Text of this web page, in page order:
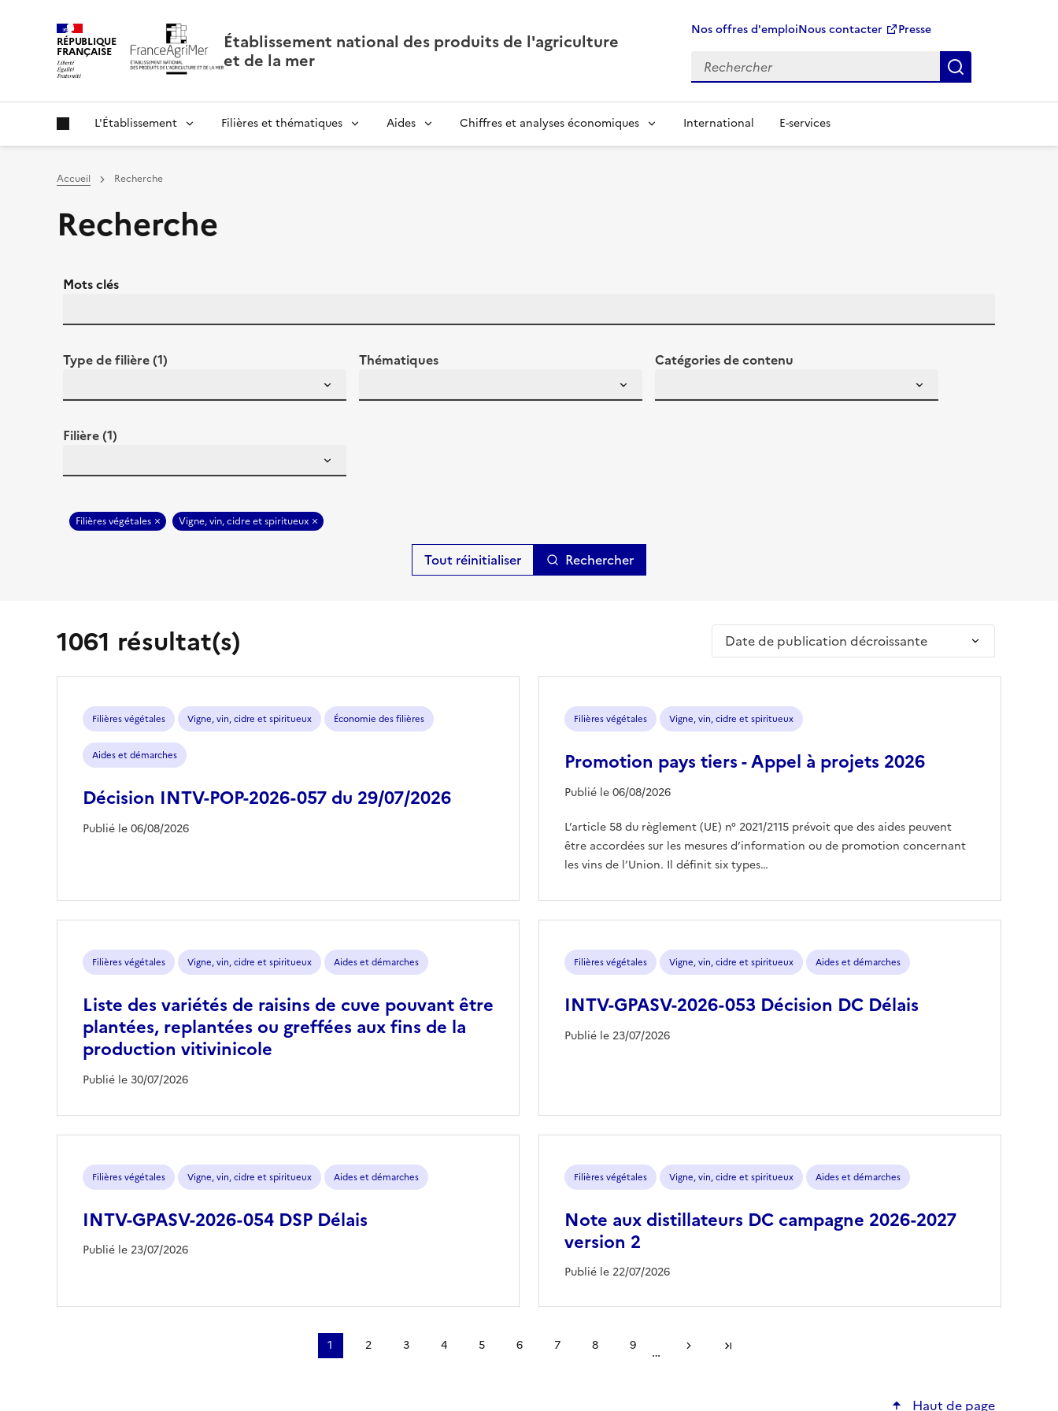
RÉPUBLIQUE
FRANÇAISE
Établissement national des produits de l'agriculture
et de la mer
Nos offres d'emploiNous contacter Presse
L'Établissement Filières et thématiques Aides Chiffres et analyses économiques International E-services
Accueil Recherche
Recherche
Mots clés
Type de filière (1) Thématiques Catégories de contenu
Filière (1)
Trier par
Filières végétales Vigne, vin, cidre et spiritueux
Rechercher
1061 résultat(s)
Filières végétales Vigne, vin, cidre et spiritueux Économie des filières
Aides et démarches
Décision INTV-POP-2026-057 du 29/07/2026
Publié le 06/08/2026
Filières végétales Vigne, vin, cidre et spiritueux
Promotion pays tiers - Appel à projets 2026
Publié le 06/08/2026
L’article 58 du règlement (UE) n° 2021/2115 prévoit que des aides peuvent
être accordées sur les mesures d’information ou de promotion concernant
les vins de l’Union. Il définit six types…
Filières végétales Vigne, vin, cidre et spiritueux Aides et démarches
Liste des variétés de raisins de cuve pouvant être
plantées, replantées ou greffées aux fins de la
production vitivinicole
Publié le 30/07/2026
Filières végétales Vigne, vin, cidre et spiritueux Aides et démarches
INTV-GPASV-2026-053 Décision DC Délais
Publié le 23/07/2026
Filières végétales Vigne, vin, cidre et spiritueux Aides et démarches
INTV-GPASV-2026-054 DSP Délais
Publié le 23/07/2026
Filières végétales Vigne, vin, cidre et spiritueux Aides et démarches
Note aux distillateurs DC campagne 2026-2027
version 2
Publié le 22/07/2026
Page
1 2 3 4 5 6 7 8
Page
9 … Page suivanteDernière page
Haut de page